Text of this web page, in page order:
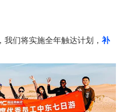
们将实施全年触达计划， 补